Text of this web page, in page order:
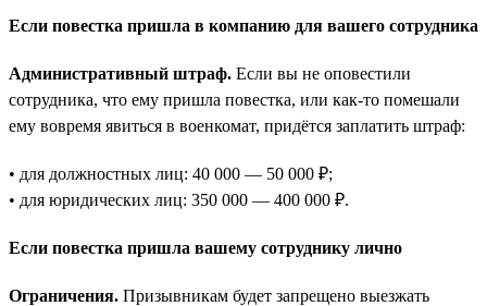
Если повестка пришла в компанию для вашего сотрудника
Административный штраф. Если вы не оповестили
сотрудника, что ему пришла повестка, или как-то помешали
ему вовремя явиться в военкомат, придётся заплатить штраф:
• для должностных лиц: 40 000 — 50 000 ₽;
• для юридических лиц: 350 000 — 400 000 ₽.
Если повестка пришла вашему сотруднику лично
Ограничения. Призывникам будет запрещено выезжать